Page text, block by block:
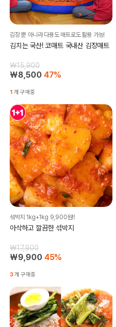
김장 뿐 아니라 다용도 매트로도 활용 가능!
김치는 국산! 코매트 국내산 김장매트
₩15,900
₩8,500 47%
1 개 구매중
섞박지 1kg+1kg 9,900원!!
아삭하고 깔끔한 섞박지
₩17,900
₩9,900 45%
3개 구매중